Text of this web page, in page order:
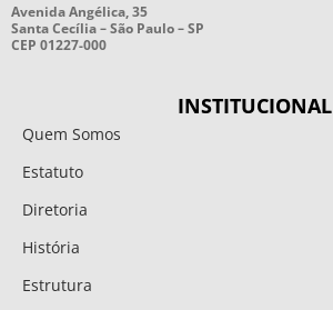
Avenida Angélica, 35
Santa Cecília – São Paulo – SP
CEP 01227-000
INSTITUCIONAL
Quem Somos
Estatuto
Diretoria
História
Estrutura